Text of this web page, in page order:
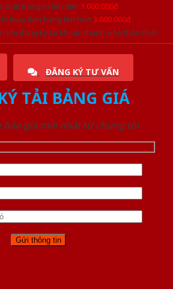
thất trang trí lên đến 1.000.000đ
mua đơn hàng lớn hơn 3.000.000đ
khi đăng ký tài khoản thành viên thân thiết
ĐĂNG KÝ TƯ VẤN
TẢI BẢNG GIÁ
báo giá mới nhất từ chúng tôi